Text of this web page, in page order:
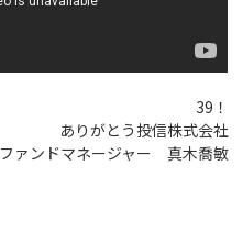
39！
ありがとう投信株式会社
ファンドマネージャー 真木喬敏